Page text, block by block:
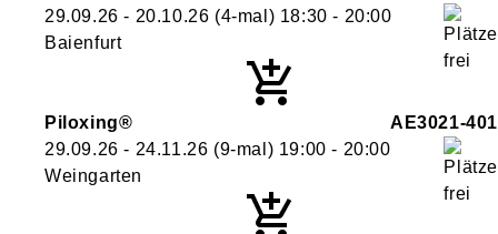
29.09.26 - 20.10.26 (4-mal) 18:30 - 20:00
Baienfurt
Piloxing®
AE3021-401
29.09.26 - 24.11.26 (9-mal) 19:00 - 20:00
Weingarten